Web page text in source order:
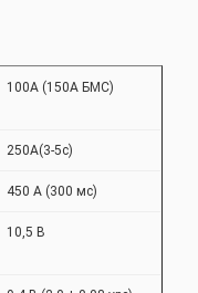
100А (150А БМС)
250А(3-5с)
450 А (300 мс)
10,5 В